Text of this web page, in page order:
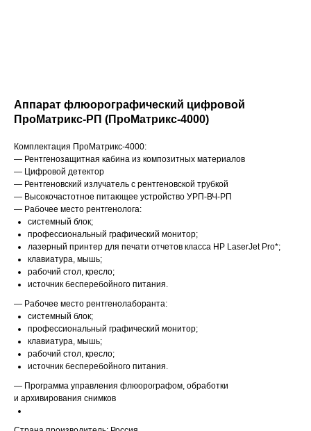
Аппарат флюорографический цифровой
ПроМатрикс-РП (ПроМатрикс-4000)
Комплектация ПроМатрикс-4000:
— Рентгенозащитная кабина из композитных материалов
— Цифровой детектор
— Рентгеновский излучатель с рентгеновской трубкой
— Высокочастотное питающее устройство УРП-ВЧ-РП
— Рабочее место рентгенолога:
cистемный блок;
профессиональный графический монитор;
лазерный принтер для печати отчетов класса HP LaserJet Pro*;
клавиатура, мышь;
рабочий стол, кресло;
источник бесперебойного питания.
— Рабочее место рентгенолаборанта:
системный блок;
профессиональный графический монитор;
клавиатура, мышь;
рабочий стол, кресло;
источник бесперебойного питания.
— Программа управления флюорографом, обработки
и архивирования снимков